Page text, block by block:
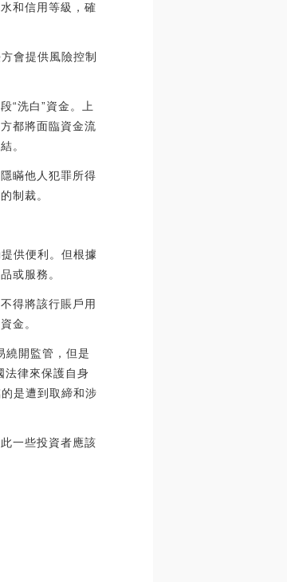
和信用等級，確
會提供風險控制
“洗白”資金。上
都將面臨資金流
。
瞞他人犯罪所得
制裁。
供便利。但根據
或服務。
得將該行賬戶用
金。
繞開監管，但是
法律來保護自身
是遭到取締和涉
一些投資者應該